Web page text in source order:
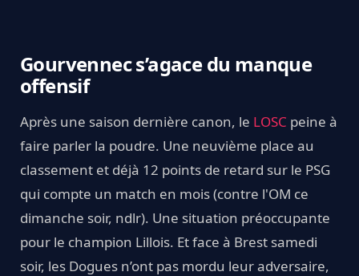
Gourvennec s’agace du manque
offensif
Après une saison dernière canon, le LOSC peine à
faire parler la poudre. Une neuvième place au
classement et déjà 12 points de retard sur le PSG
qui compte un match en mois (contre l'OM ce
dimanche soir, ndlr). Une situation préoccupante
pour le champion Lillois. Et face à Brest samedi
soir, les Dogues n’ont pas mordu leur adversaire,